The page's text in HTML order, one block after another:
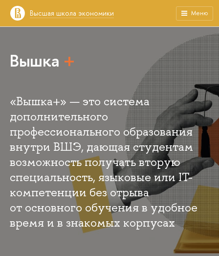
Высшая школа экономики Меню
Вышка +
«Вышка+» — это система
дополнительного
профессионального образования
внутри ВШЭ, дающая студентам
возможность получать вторую
специальность, языковые или IT-
компетенции без отрыва
от основного обучения в удобное
время и в знакомых корпусах